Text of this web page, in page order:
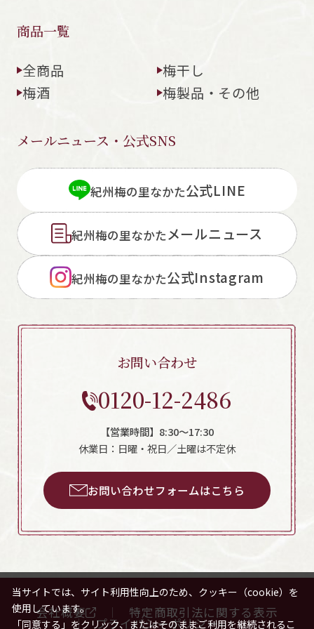
商品一覧
全商品
梅干し
梅酒
梅製品・その他
メールニュース・公式SNS
紀州梅の里なかた公式LINE
紀州梅の里なかたメールニュース
紀州梅の里なかた公式Instagram
お問い合わせ
0120-12-2486
【営業時間】8:30～17:30
休業日：日曜・祝日／土曜は不定休
お問い合わせフォームはこちら
会社概要 特定商取引法に関する表示
プライバシーポリシー
当サイトでは、サイト利用性向上のため、クッキー（cookie）を
使用しています。
「同意する」をクリック、またはそのままご利用を継続されるこ